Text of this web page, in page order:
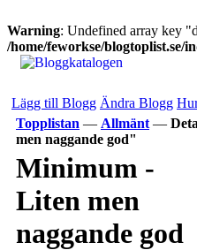
Warning: Undefined array key
/home/feworkse/blogtoplist.se/
Lägg till Blogg Ändra Blogg
Topplistan — Allmänt —
men naggande god"
Minimum -
Liten men
naggande god